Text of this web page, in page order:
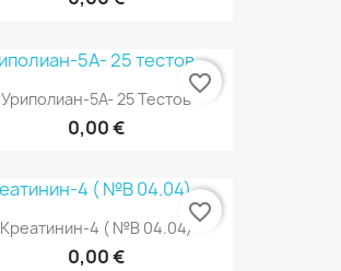
Уриполиан-5А- 25 Тестов
0,00 €
favorite_border
Креатинин-4 ( №В 04.04)
0,00 €
favorite_border